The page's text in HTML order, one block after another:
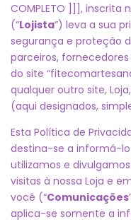
COMPLETO ]]], inscrita
(“Lojista”) leva a sua
segurança e proteção
parceiros, fornecedores
do site
qualquer outro site,
(aqui designados,
Esta Política de
destina-se a informá-
utilizamos e
visitas à nossa Loja e
você (“Comunicações
aplica-se somente a